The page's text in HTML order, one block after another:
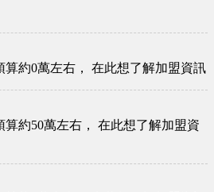
算約0萬左右， 在此想了解加盟資訊
約50萬左右， 在此想了解加盟資